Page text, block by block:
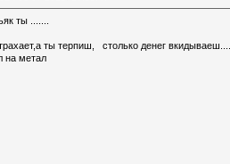
ты .......
ты терпиш, столько денег
на метал